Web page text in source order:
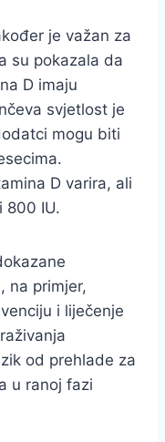
je važan za
su pokazala da
D imaju
svjetlost je
mogu biti
D varira, ali
800 IU.
na primjer,
i liječenje
od prehlade za
u ranoj fazi